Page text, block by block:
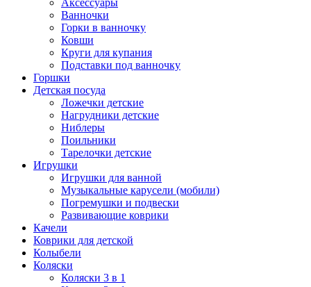
Аксессуары
Ванночки
Горки в ванночку
Ковши
Круги для купания
Подставки под ванночку
Горшки
Детская посуда
Ложечки детские
Нагрудники детские
Ниблеры
Поильники
Тарелочки детские
Игрушки
Игрушки для ванной
Музыкальные карусели (мобили)
Погремушки и подвески
Развивающие коврики
Качели
Коврики для детской
Колыбели
Коляски
Коляски 3 в 1